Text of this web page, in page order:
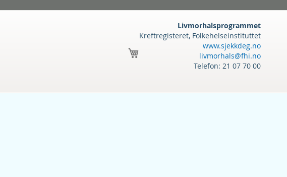
Livmorhalsprogrammet
Kreftregisteret, Folkehelseinstituttet
www.sjekkdeg.no
livmorhals@fhi.no
Telefon: 21 07 70 00